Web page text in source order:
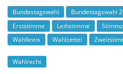
Bundestagswahl Bundestagswahl
Erststimme
Leihstimme
Wahlkreis
Wahlzettel
Wahlrecht